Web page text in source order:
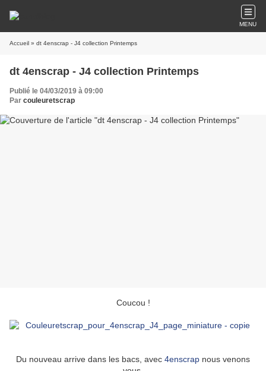
MENU
Accueil » dt 4enscrap - J4 collection Printemps
dt 4enscrap - J4 collection Printemps
Publié le 04/03/2019 à 09:00
Par couleuretscrap
Coucou !
Du nouveau arrive dans les bacs, avec 4enscrap nous venons